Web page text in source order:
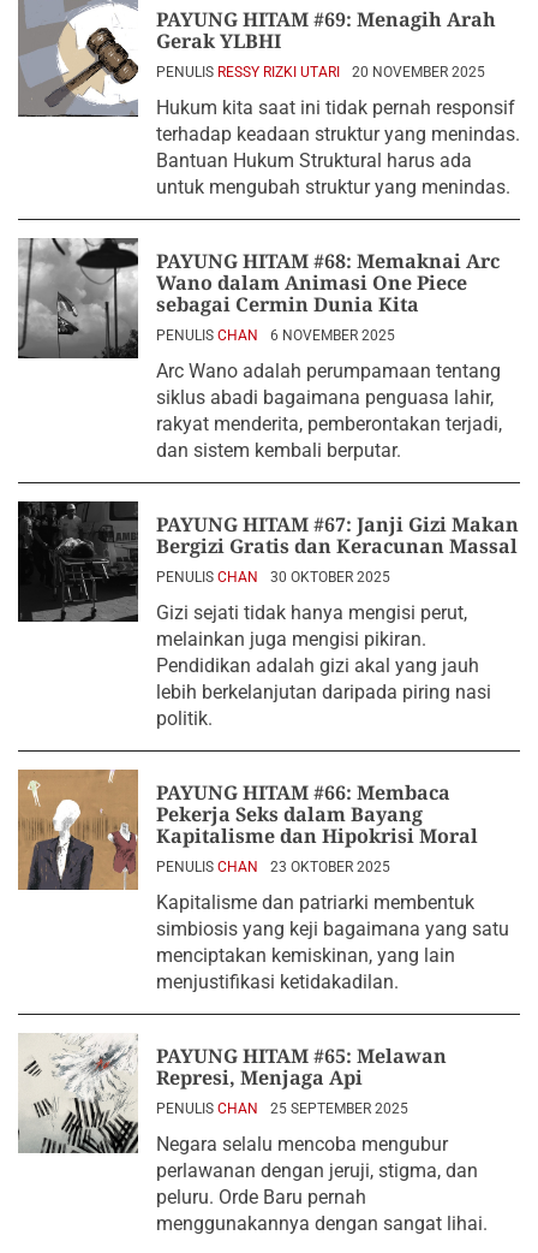
PAYUNG HITAM #69: Menagih Arah
Gerak YLBHI
PENULIS RESSY RIZKI UTARI 20 NOVEMBER 2025
Hukum kita saat ini tidak pernah responsif
terhadap keadaan struktur yang menindas.
Bantuan Hukum Struktural harus ada
untuk mengubah struktur yang menindas.
PAYUNG HITAM #68: Memaknai Arc
Wano dalam Animasi One Piece
sebagai Cermin Dunia Kita
PENULIS CHAN 6 NOVEMBER 2025
Arc Wano adalah perumpamaan tentang
siklus abadi bagaimana penguasa lahir,
rakyat menderita, pemberontakan terjadi,
dan sistem kembali berputar.
PAYUNG HITAM #67: Janji Gizi Makan
Bergizi Gratis dan Keracunan Massal
PENULIS CHAN 30 OKTOBER 2025
Gizi sejati tidak hanya mengisi perut,
melainkan juga mengisi pikiran.
Pendidikan adalah gizi akal yang jauh
lebih berkelanjutan daripada piring nasi
politik.
PAYUNG HITAM #66: Membaca
Pekerja Seks dalam Bayang
Kapitalisme dan Hipokrisi Moral
PENULIS CHAN 23 OKTOBER 2025
Kapitalisme dan patriarki membentuk
simbiosis yang keji bagaimana yang satu
menciptakan kemiskinan, yang lain
menjustifikasi ketidakadilan.
PAYUNG HITAM #65: Melawan
Represi, Menjaga Api
PENULIS CHAN 25 SEPTEMBER 2025
Negara selalu mencoba mengubur
perlawanan dengan jeruji, stigma, dan
peluru. Orde Baru pernah
menggunakannya dengan sangat lihai.